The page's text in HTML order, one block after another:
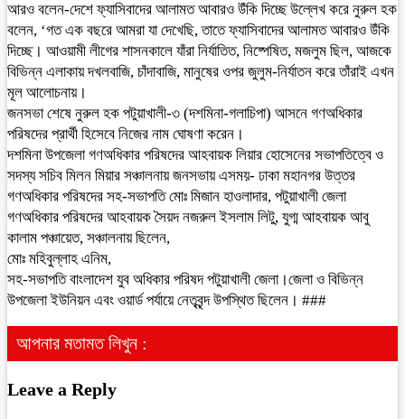
আরও বলেন-দেশে ফ্যাসিবাদের আলামত আবারও উঁকি দিচ্ছে উল্লেখ করে নুরুল হক
বলেন, ‘গত এক বছরে আমরা যা দেখেছি, তাতে ফ্যাসিবাদের আলামত আবারও উঁকি
দিচ্ছে। আওয়ামী লীগের শাসনকালে যাঁরা নির্যাতিত, নিষ্পেষিত, মজলুম ছিল, আজকে
বিভিন্ন এলাকায় দখলবাজি, চাঁদাবাজি, মানুষের ওপর জুলুম-নির্যাতন করে তাঁরাই এখন
মূল আলোচনায়।
জনসভা শেষে নুরুল হক পটুয়াখালী-৩ (দশমিনা-গলাচিপা) আসনে গণঅধিকার
পরিষদের প্রার্থী হিসেবে নিজের নাম ঘোষণা করেন।
দশমিনা উপজেলা গণঅধিকার পরিষদের আহবায়ক লিয়ার হোসেনের সভাপতিত্বে ও
সদস্য সচিব মিলন মিয়ার সঞ্চালনায় জনসভায় এসময়- ঢাকা মহানগর উত্তর
গণঅধিকার পরিষদের সহ-সভাপতি মোঃ মিজান হাওলাদার, পটুয়াখালী জেলা
গণঅধিকার পরিষদের আহবায়ক সৈয়দ নজরুল ইসলাম লিটু, যুগ্ম আহবায়ক আবু
কালাম পঞ্চায়েত, সঞ্চালনায় ছিলেন,
মোঃ মহিবুল্লাহ এনিম,
সহ-সভাপতি বাংলাদেশ যুব অধিকার পরিষদ পটুয়াখালী জেলা।জেলা ও বিভিন্ন
উপজেলা ইউনিয়ন এবং ওয়ার্ড পর্যায়ে নেতৃবৃন্দ উপস্থিত ছিলেন। ###
আপনার মতামত লিখুন :
Leave a Reply